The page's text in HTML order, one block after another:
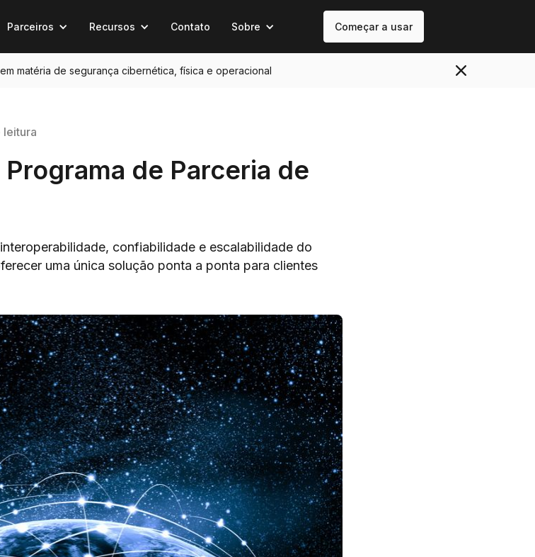
Parceiros Recursos Contato Sobre Começar a usar
matéria de segurança cibernética, física e operacional
leitura
de Parceria de
confiabilidade e escalabilidade do
uma única solução ponta a ponta para clientes